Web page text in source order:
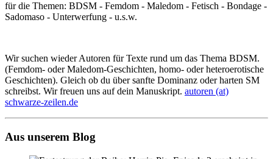
für die Themen: BDSM - Femdom - Maledom - Fetisch - Bondage -
Sadomaso - Unterwerfung - u.s.w.
Wir suchen wieder Autoren für Texte rund um das Thema BDSM.
(Femdom- oder Maledom-Geschichten, homo- oder heteroerotische
Geschichten). Gleich ob du über sanfte Dominanz oder harten SM
schreibst. Wir freuen uns auf dein Manuskript. autoren (at)
schwarze-zeilen.de
Aus unserem Blog